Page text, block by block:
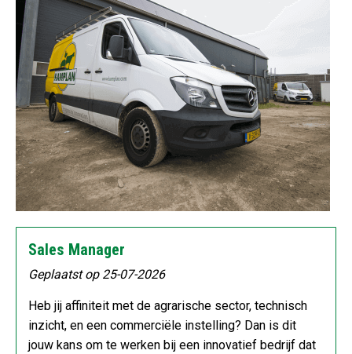
Sales Manager
Geplaatst op 25-07-2026
Heb jij affiniteit met de agrarische sector, technisch
inzicht, en een commerciële instelling? Dan is dit
jouw kans om te werken bij een innovatief bedrijf dat